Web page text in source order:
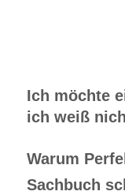
Ich möchte
ich weiß
Warum
Sachbuch